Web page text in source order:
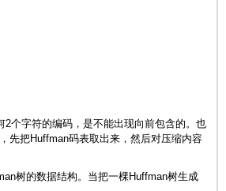
个字符的编码，是不能出现向前包含的。也
先把Huffman码表取出来，然后对压缩内容
树的数据结构。当把一棵Huffman树生成